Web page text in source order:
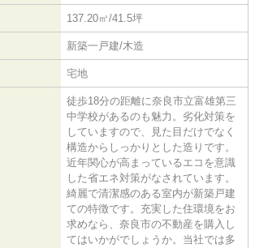
137.20㎡/41.5坪
新築一戸建/木造
宅地
徒歩18分の距離に奈良市立富雄第三
中学校があるのも魅力。劣化対策を
していますので、見た目だけでなく
構造からしっかりとした造りです。
近年関心が高まっているエコを意識
した省エネ対策がなされています。
綺麗で清潔感のある室内が新築戸建
ての特徴です。充実した住環境をお
求めなら、奈良市の不動産を購入し
てはいかがでしょうか。当社では多